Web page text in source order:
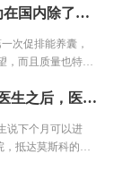
得了3个囊胚，当时就开心得不得了，因为在国内除了第一次促排能养囊，后面两次胚胎质量都不足以养囊得，我们当时就充满希望，而且质量也特别好，4AA,3BB,3BC.只是没想到PGS结果出来之后没一个可以移植的胚胎，虽然有点难过，但是也能预想到这个结果，毕竟已经做好了多次促排得准备了，希望下次能取得健康的胚胎。
次促排能养囊，
，而且质量也特别
多次促排得准备将检查和之前的试管治疗信息给到俄罗斯医生之后，医生说下个月可以进周。于是按照医生的要求月经前2天来了莫斯科GMS医院，抵达莫斯科的第二天去见了医生，医生长的特别好看，身材特别好，网上流传不假，俄罗斯美女是真的多，真的好看，肤白貌美，身材高挑，哎扯远了。医生病情问得非常详细，让月经第三天过来做B超后，月经第三天开始打针了都是打肚子的针所以不疼，在促排监测卵泡期间，医生也会根据卵泡的生长情况，调整用药。住的酒店离医院比较近，交通也比较便利，楼下有超市和餐厅总的来说比较方便。
说下个月可以进
，抵达莫斯科的第